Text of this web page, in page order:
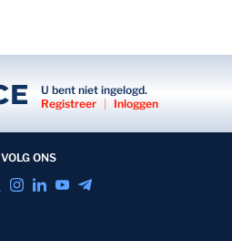
U bent niet ingelogd.
Registreer
Inloggen
VOLG ONS